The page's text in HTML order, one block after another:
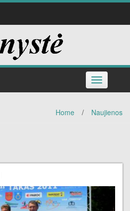
Toggle
navigation
Home / Naujienos